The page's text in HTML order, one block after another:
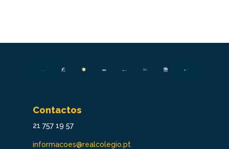
Contactos
21 757 19 57
informacoes@realcolegio.pt